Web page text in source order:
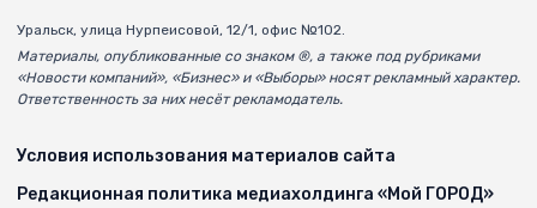
Уральск, улица Нурпеисовой, 12/1, офис №102.
Материалы, опубликованные со знаком ®, а также под рубриками
«Новости компаний», «Бизнес» и «Выборы» носят рекламный характер.
Ответственность за них несёт рекламодатель.
Условия использования материалов сайта
Редакционная политика медиахолдинга «Мой ГОРОД»